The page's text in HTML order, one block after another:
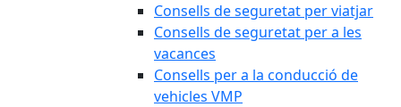
Consells de seguretat per viatjar
Consells de seguretat per a les
vacances
Consells per a la conducció de
vehicles VMP